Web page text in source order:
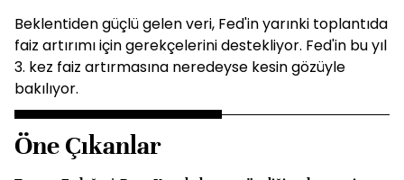
Beklentiden güçlü gelen veri, Fed'in yarınki toplantıda
faiz artırımı için gerekçelerini destekliyor. Fed'in bu yıl
3. kez faiz artırmasına neredeyse kesin gözüyle
bakılıyor.
Öne Çıkanlar